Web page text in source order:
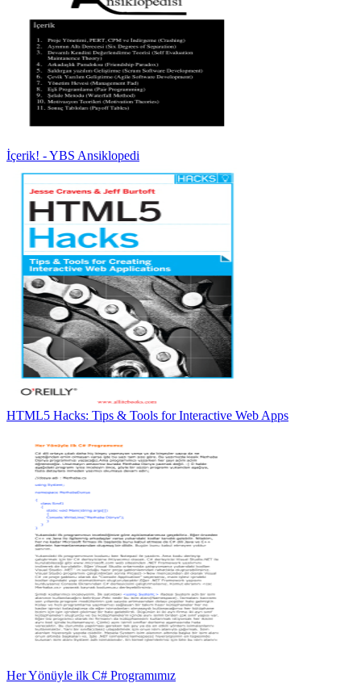
İçerik! - YBS Ansiklopedi
HTML5 Hacks: Tips & Tools for Interactive Web Apps
Her Yönüyle ilk C# Programımız